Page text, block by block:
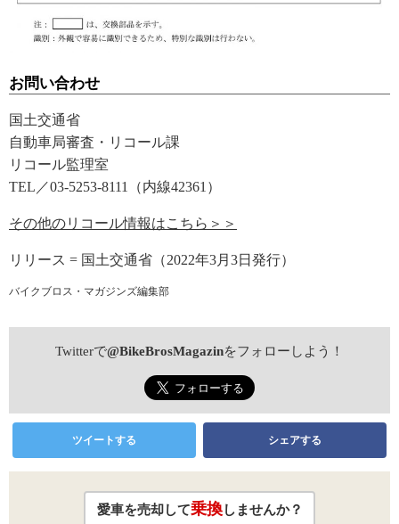
お問い合わせ
国土交通省
自動車局審査・リコール課
リコール監理室
TEL／03-5253-8111（内線42361）
その他のリコール情報はこちら＞＞
リリース = 国土交通省（2022年3月3日発行）
バイクブロス・マガジンズ編集部
Twitterで@BikeBrosMagazinをフォローしよう！
ツイートする シェアする
愛車を売却して乗換しませんか？